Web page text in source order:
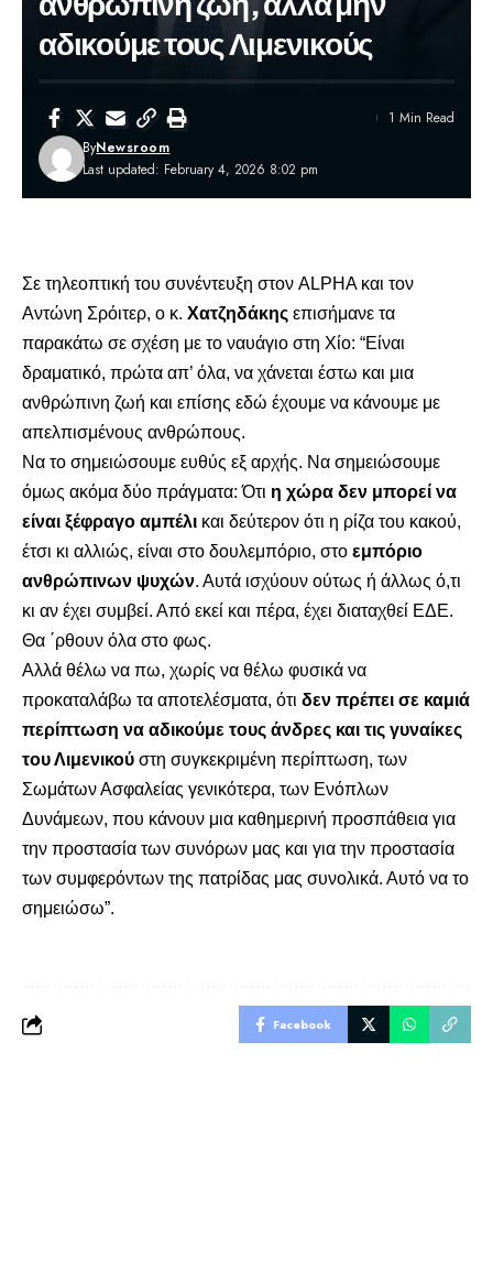
αδικούμε τους Λιμενικούς
Last updated: February 4, 2026 8:02 pm
ByNewsroom
1 Min Read
Σε τηλεοπτική του συνέντευξη στον ALPHA και τον
Αντώνη Σρόιτερ, ο κ. Χατζηδάκης επισήμανε τα
παρακάτω σε σχέση με το ναυάγιο στη Χίο: “Είναι
δραματικό, πρώτα απ’ όλα, να χάνεται έστω και μια
ανθρώπινη ζωή και επίσης εδώ έχουμε να κάνουμε με
απελπισμένους ανθρώπους.
Να το σημειώσουμε ευθύς εξ αρχής. Να σημειώσουμε
όμως ακόμα δύο πράγματα: Ότι η χώρα δεν μπορεί να
είναι ξέφραγο αμπέλι και δεύτερον ότι η ρίζα του κακού,
έτσι κι αλλιώς, είναι στο δουλεμπόριο, στο εμπόριο
ανθρώπινων ψυχών. Αυτά ισχύουν ούτως ή άλλως ό,τι
κι αν έχει συμβεί. Από εκεί και πέρα, έχει διαταχθεί ΕΔΕ.
Θα ΄ρθουν όλα στο φως.
Αλλά θέλω να πω, χωρίς να θέλω φυσικά να
προκαταλάβω τα αποτελέσματα, ότι δεν πρέπει σε καμιά
περίπτωση να αδικούμε τους άνδρες και τις γυναίκες
του Λιμενικού στη συγκεκριμένη περίπτωση, των
Σωμάτων Ασφαλείας γενικότερα, των Ενόπλων
Δυνάμεων, που κάνουν μια καθημερινή προσπάθεια για
την προστασία των συνόρων μας και για την προστασία
των συμφερόντων της πατρίδας μας συνολικά. Αυτό να το
σημειώσω”.
Facebook